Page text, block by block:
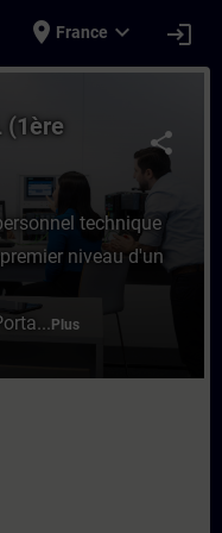
place France expand_more login
PORTAL
share
(1ère
technique
niveau d'un
Plus